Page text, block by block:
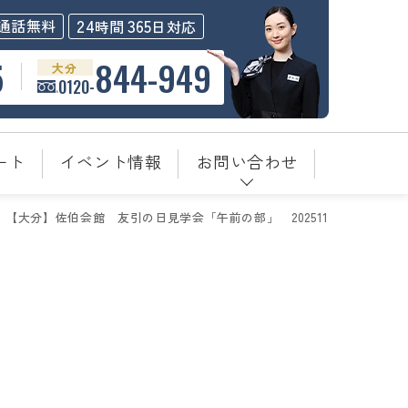
話無料 24時間 365日対応
大分
0120-844-949
ト イベント情報 お問い合わせ
【大分】佐伯会館＿友引の日見学会「午前の部」＿202511